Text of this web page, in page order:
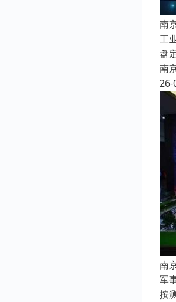
南
工
盘
南
26-
南
军
按